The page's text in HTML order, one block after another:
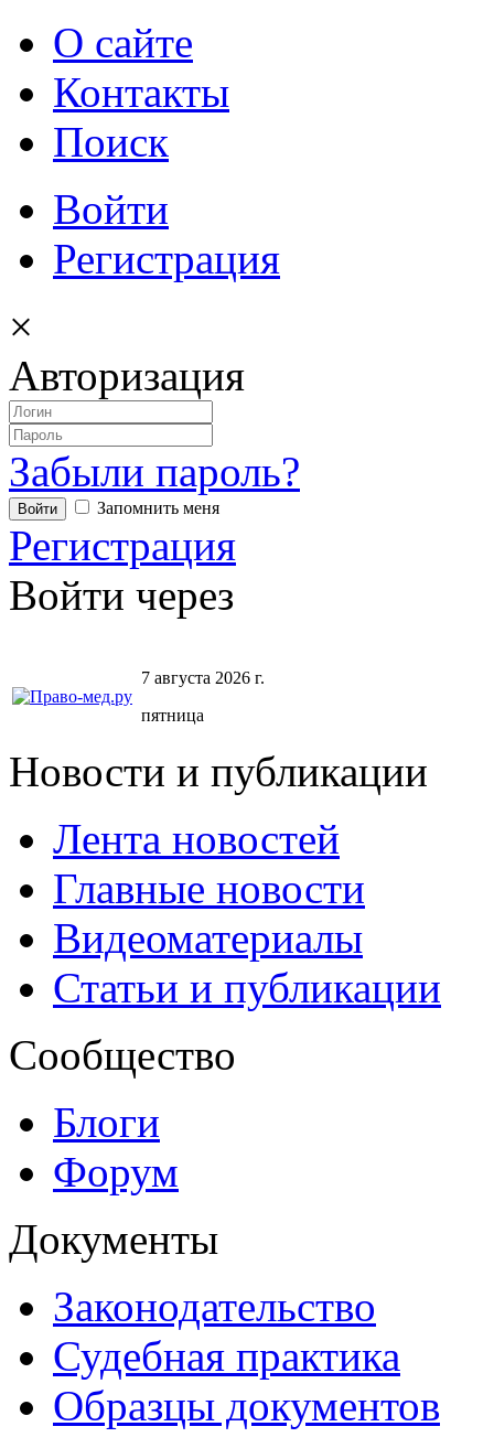
О сайте
Контакты
Поиск
Войти
Регистрация
×
Авторизация
Забыли пароль?
Запомнить меня
Регистрация
Войти через
7 августа 2026 г.
пятница
Новости и публикации
Лента новостей
Главные новости
Видеоматериалы
Статьи и публикации
Сообщество
Блоги
Форум
Документы
Законодательство
Судебная практика
Образцы документов